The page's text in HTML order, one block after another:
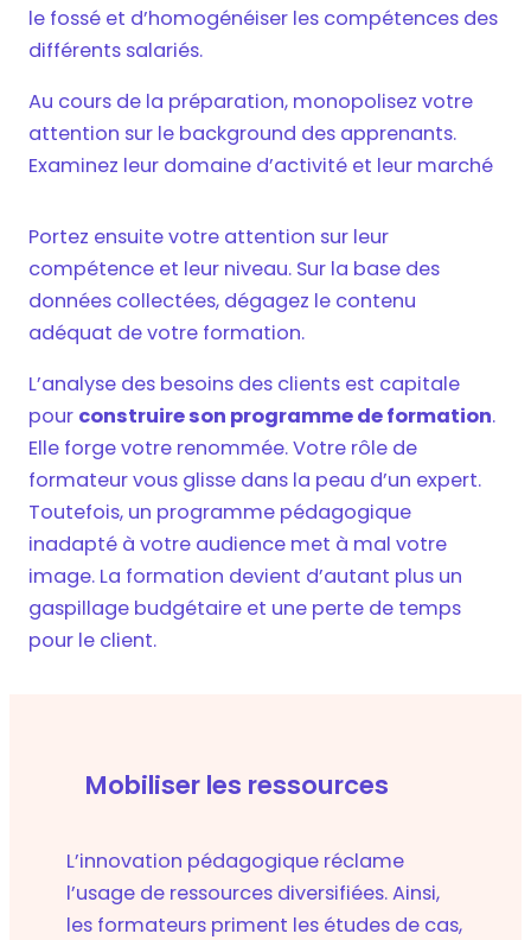
le fossé et d’homogénéiser les compétences des
différents salariés.
Au cours de la préparation, monopolisez votre
attention sur le background des apprenants.
Examinez leur domaine d’activité et leur marché
Portez ensuite votre attention sur leur
compétence et leur niveau. Sur la base des
données collectées, dégagez le contenu
adéquat de votre formation.
L’analyse des besoins des clients est capitale
pour construire son programme de formation.
Elle forge votre renommée. Votre rôle de
formateur vous glisse dans la peau d’un expert.
Toutefois, un programme pédagogique
inadapté à votre audience met à mal votre
image. La formation devient d’autant plus un
gaspillage budgétaire et une perte de temps
pour le client.
Mobiliser les ressources
L’innovation pédagogique réclame
l’usage de ressources diversifiées. Ainsi,
les formateurs priment les études de cas,